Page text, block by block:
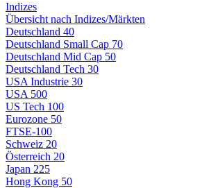
Indizes
Übersicht nach Indizes/Märkten
Deutschland 40
Deutschland Small Cap 70
Deutschland Mid Cap 50
Deutschland Tech 30
USA Industrie 30
USA 500
US Tech 100
Eurozone 50
FTSE-100
Schweiz 20
Österreich 20
Japan 225
Hong Kong 50